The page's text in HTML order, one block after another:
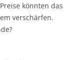
könnten das
verschärfen.